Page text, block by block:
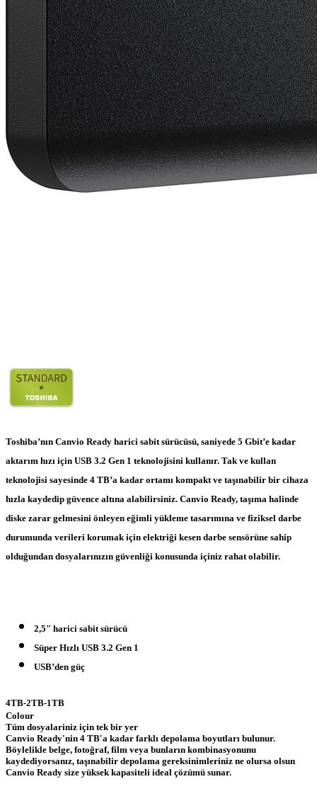
Toshiba’nın Canvio Ready harici sabit sürücüsü, saniyede 5 Gbit’e kadar
aktarım hızı için USB 3.2 Gen 1 teknolojisini kullanır. Tak ve kullan
teknolojisi sayesinde 4 TB’a kadar ortamı kompakt ve taşınabilir bir cihaza
hızla kaydedip güvence altına alabilirsiniz. Canvio Ready, taşıma halinde
diske zarar gelmesini önleyen eğimli yükleme tasarımına ve fiziksel darbe
durumunda verileri korumak için elektriği kesen darbe sensörüne sahip
olduğundan dosyalarınızın güvenliği konusunda içiniz rahat olabilir.
2,5" harici sabit sürücü
Süper Hızlı USB 3.2 Gen 1
USB’den güç
4TB-2TB-1TB
Colour
Tüm dosyalariniz için tek bir yer
Canvio Ready'nin 4 TB'a kadar farklı depolama boyutları bulunur.
Böylelikle belge, fotoğraf, film veya bunların kombinasyonunu
kaydediyorsanız, taşınabilir depolama gereksinimleriniz ne olursa olsun
Canvio Ready size yüksek kapasiteli ideal çözümü sunar.